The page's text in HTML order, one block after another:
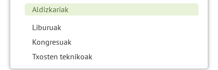
Aldizkariak
Liburuak
Kongresuak
Txosten teknikoak